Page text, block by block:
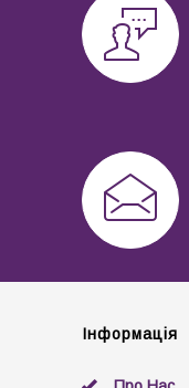
Інформація